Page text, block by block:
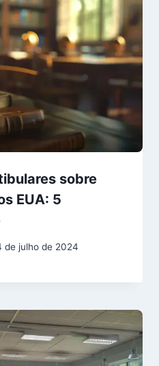
sobre
EUA: 5
de julho de 2024